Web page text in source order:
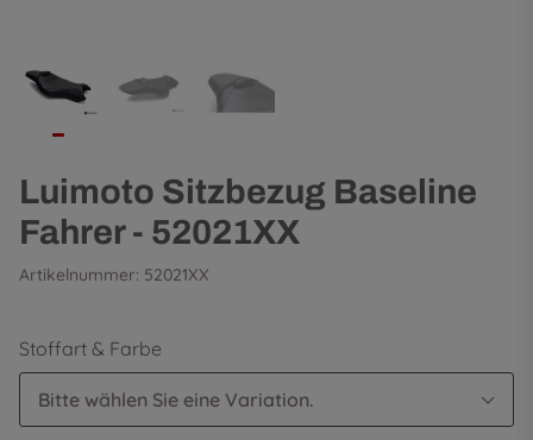
Luimoto Sitzbezug Baseline
Fahrer - 52021XX
Artikelnummer: 52021XX
Stoffart & Farbe
Bitte wählen Sie eine Variation.